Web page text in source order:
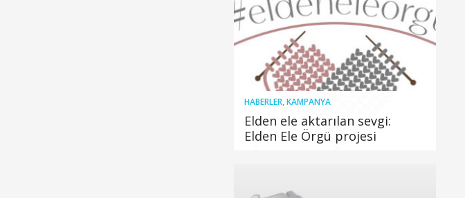
HABERLER,KAMPANYA
Elden ele aktarılan sevgi:
Elden Ele Örgü projesi